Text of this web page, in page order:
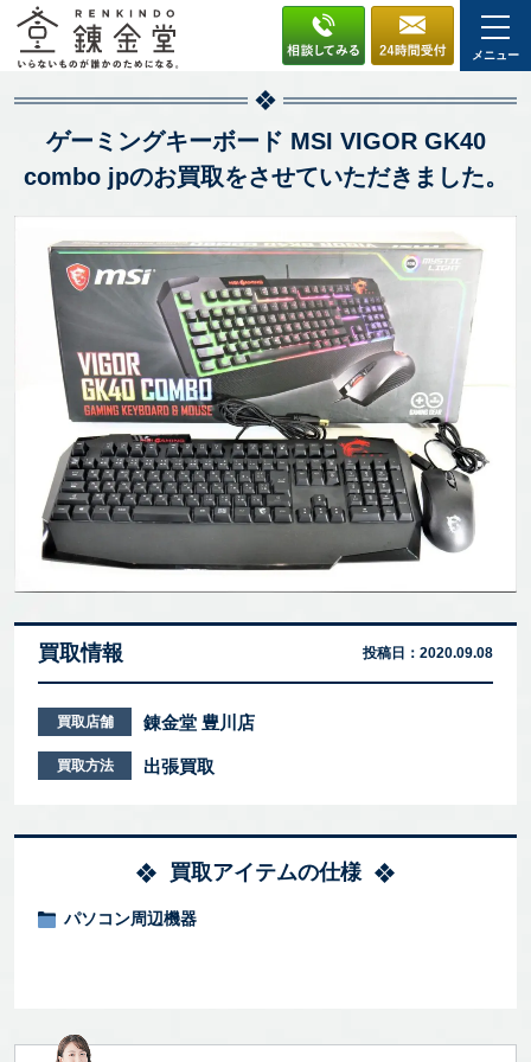
メニュー
ゲーミングキーボード MSI VIGOR GK40
combo jpのお買取をさせていただきました。
買取情報 投稿日： 2020.09.08
買取店舗 錬金堂 豊川店
買取方法 出張買取
買取アイテムの仕様
パソコン周辺機器